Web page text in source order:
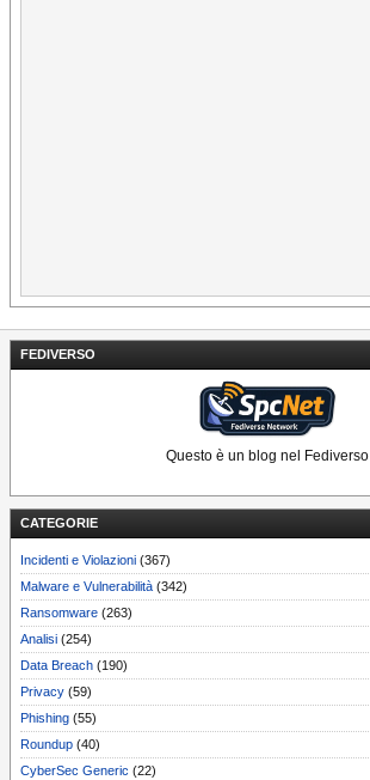
FEDIVERSO
Questo è un blog nel Fediverso
CATEGORIE
Incidenti e Violazioni (367)
Malware e Vulnerabilità (342)
Ransomware (263)
Analisi (254)
Data Breach (190)
Privacy (59)
Phishing (55)
Roundup (40)
CyberSec Generic (22)